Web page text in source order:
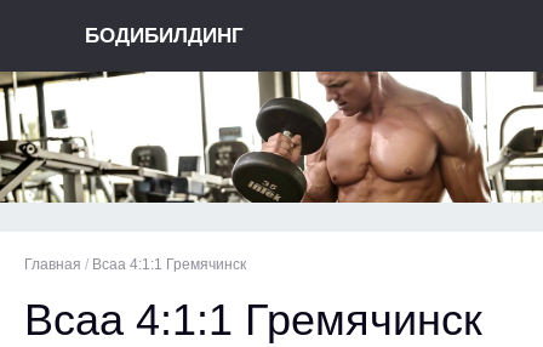
БОДИБИЛДИНГ
Главная / Bcaa 4:1:1 Гремячинск
Bcaa 4:1:1 Гремячинск